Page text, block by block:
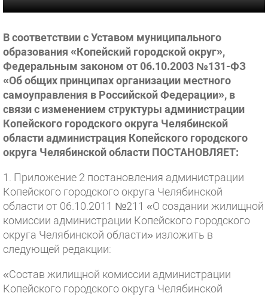
В соответствии с Уставом муниципального
образования «Копейский городской округ»,
Федеральным законом от 06.10.2003 №131-ФЗ
«Об общих принципах организации местного
самоуправления в Российской Федерации», в
связи с изменением структуры администрации
Копейского городского округа Челябинской
области администрация Копейского городского
округа Челябинской области ПОСТАНОВЛЯЕТ:
1. Приложение 2 постановления администрации
Копейского городского округа Челябинской
области от 06.10.2011 №211 «О создании жилищной
комиссии администрации Копейского городского
округа Челябинской области» изложить в
следующей редакции:
«Состав жилищной комиссии администрации
Копейского городского округа Челябинской